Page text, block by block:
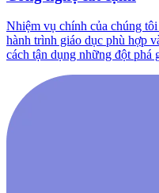
Nhiệm vụ chính của chúng
hành trình giáo dục phù hợp
cách tận dụng những đột phá